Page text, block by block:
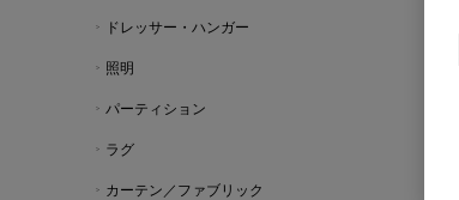
ドレッサー・ハンガー
照明
パーティション
ラグ
カーテン／ファブリック